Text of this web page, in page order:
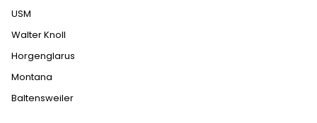
USM
Walter Knoll
Horgenglarus
Montana
Baltensweiler